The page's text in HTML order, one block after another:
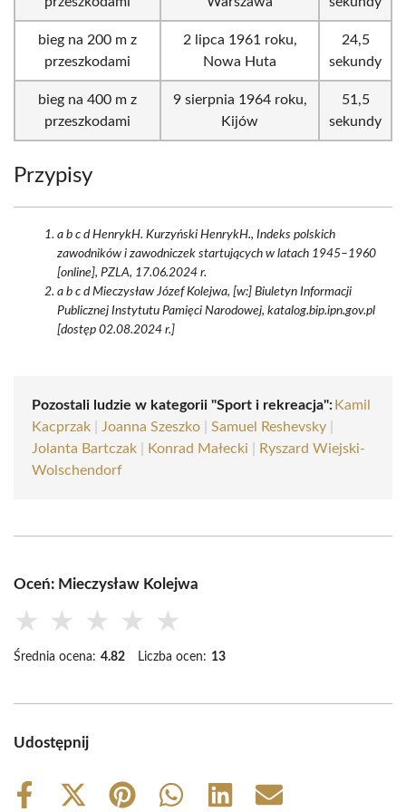
bieg na 200 m z
przeszkodami
2 lipca 1961 roku,
Nowa Huta
24,5
sekundy
bieg na 400 m z
przeszkodami
9 sierpnia 1964 roku,
Kijów
51,5
sekundy
Przypisy
a b c d HenrykH. Kurzyński HenrykH., Indeks polskich
zawodników i zawodniczek startujących w latach 1945–1960
[online], PZLA, 17.06.2024 r.
a b c d Mieczysław Józef Kolejwa, [w:] Biuletyn Informacji
Publicznej Instytutu Pamięci Narodowej, katalog.bip.ipn.gov.pl
[dostęp 02.08.2024 r.]
Pozostali ludzie w kategorii "Sport i rekreacja": Kamil
Kacprzak
Joanna Szeszko Samuel Reshevsky
Jolanta Bartczak
Konrad Małecki
Ryszard Wiejski-
Wolschendorf
Oceń: Mieczysław Kolejwa
★ ★ ★ ★ ★
Średnia ocena: 4.82 Liczba ocen: 13
Udostępnij
Share
Share
Share
Share
Share
Share